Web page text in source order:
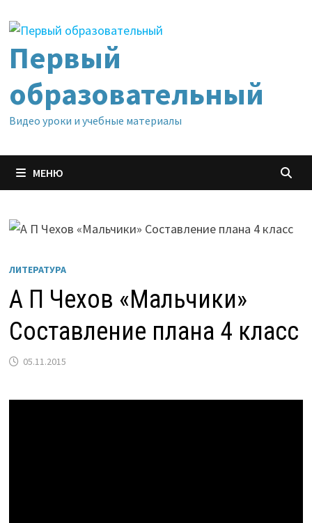
содержимому
Первый
образовательный
Видео уроки и учебные материалы
МЕНЮ
ЛИТЕРАТУРА
А П Чехов «Мальчики»
Составление плана 4 класс
05.11.2015